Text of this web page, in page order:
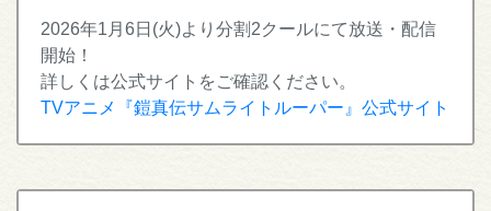
2026年1月6日(火)より分割2クールにて放送・配信
開始！
詳しくは公式サイトをご確認ください。
TVアニメ『鎧真伝サムライトルーパー』公式サイト